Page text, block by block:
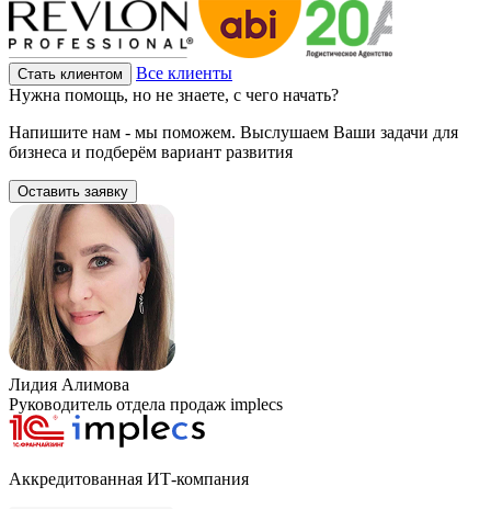
Стать клиентом
Все клиенты
Нужна помощь, но не знаете, с чего начать?
Напишите нам - мы поможем. Выслушаем Ваши задачи для
бизнеса и подберём вариант развития
Оставить заявку
Лидия Алимова
Руководитель отдела продаж implecs
Аккредитованная ИТ-компания